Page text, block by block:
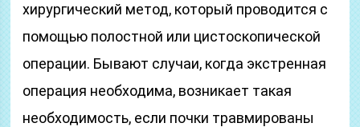
хирургический метод, который проводится с
помощью полостной или цистоскопической
операции. Бывают случаи, когда экстренная
операция необходима, возникает такая
необходимость, если почки травмированы